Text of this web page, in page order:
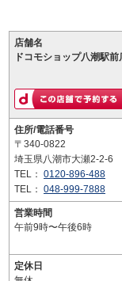
店舗名
ドコモショップ八潮駅前
住所/電話番号
〒340-0822
埼玉県八潮市大瀬2-2-6
TEL： 0120-896-488
TEL： 048-999-7888
営業時間
午前9時〜午後6時
定休日